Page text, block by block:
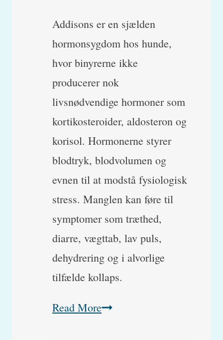
Addisons er en sjælden
hormonsygdom hos hunde,
hvor binyrerne ikke
producerer nok
livsnødvendige hormoner som
kortikosteroider, aldosteron og
korisol. Hormonerne styrer
blodtryk, blodvolumen og
evnen til at modstå fysiologisk
stress. Manglen kan føre til
symptomer som træthed,
diarre, vægttab, lav puls,
dehydrering og i alvorlige
tilfælde kollaps.
Read MoreAddisons